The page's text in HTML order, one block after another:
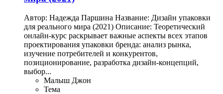
Автор: Надежда Паршина Название: Дизайн упаковки
для реального мира (2021) Описание: Теоретический
онлайн-курс раскрывает важные аспекты всех этапов
проектирования упаковки бренда: анализ рынка,
изучение потребителей и конкурентов,
позиционирование, разработка дизайн-концепций,
выбор...
Малыш Джон
Тема